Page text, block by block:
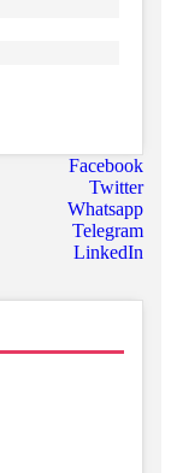
Facebook
Twitter
Whatsapp
Telegram
LinkedIn